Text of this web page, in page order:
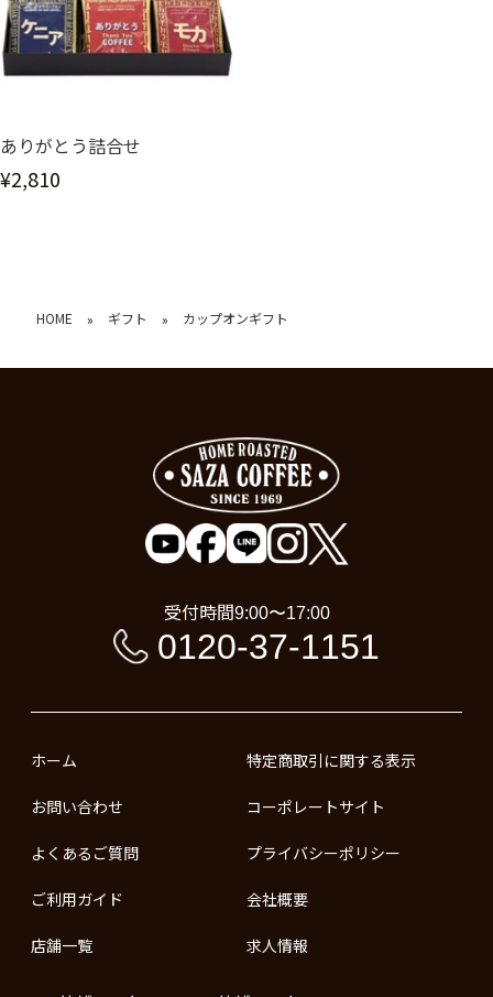
ありがとう詰合せ
¥2,810
HOME » ギフト » カップオンギフト
受付時間9:00〜17:00
0120-37-1151
ホーム
お問い合わせ
よくあるご質問
ご利用ガイド
店舗一覧
特定商取引に関する表示
コーポレートサイト
プライバシーポリシー
会社概要
求人情報